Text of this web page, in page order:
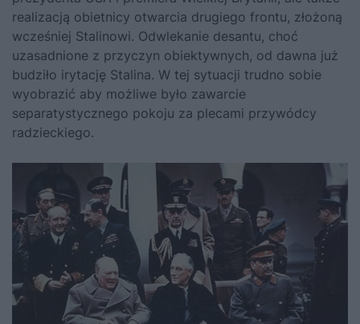
realizacją obietnicy otwarcia drugiego frontu, złożoną
wcześniej Stalinowi. Odwlekanie desantu, choć
uzasadnione z przyczyn obiektywnych, od dawna już
budziło irytację Stalina. W tej sytuacji trudno sobie
wyobrazić aby możliwe było zawarcie
separatystycznego pokoju za plecami przywódcy
radzieckiego.